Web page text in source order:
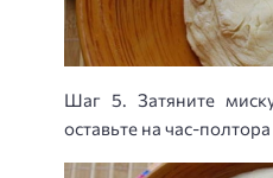
Шаг 5. Затяните
оставьте на час-